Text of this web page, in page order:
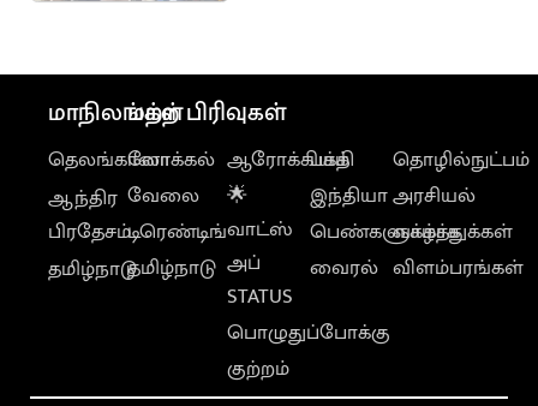
மாநிலங்கள்
தெலங்கானா
ஆந்திர
பிரதேசம்
தமிழ்நாடு
மற்ற பிரிவுகள்
லோக்கல்
வேலை
டிரெண்டிங்
தமிழ்நாடு
ஆரோக்கியம்
🌟
வாட்ஸ்
அப்
STATUS
பொழுதுப்போக்கு
குற்றம்
பக்தி
இந்தியா
பெண்களுக்காக
வைரல்
தொழில்நுட்பம்
அரசியல்
வாழ்த்துக்கள்
விளம்பரங்கள்